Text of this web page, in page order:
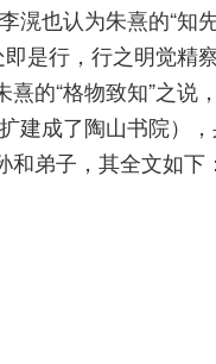
也认为朱熹的“知
是行，行之明觉精
的“格物致知”之说
建成了陶山书院）
和弟子，其全文如下：